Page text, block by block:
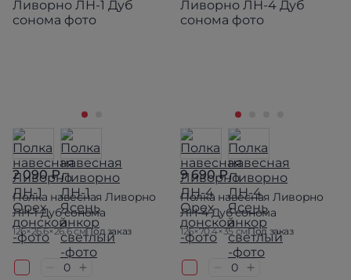
2 090 ₽
Полка навесная Ливорно
ЛН-1 Дуб сонома
126×26.6×26.6 смПод заказ
9 690 ₽
Полка навесная Ливорно
ЛН-4 Дуб сонома
126×70.4×35 смПод заказ